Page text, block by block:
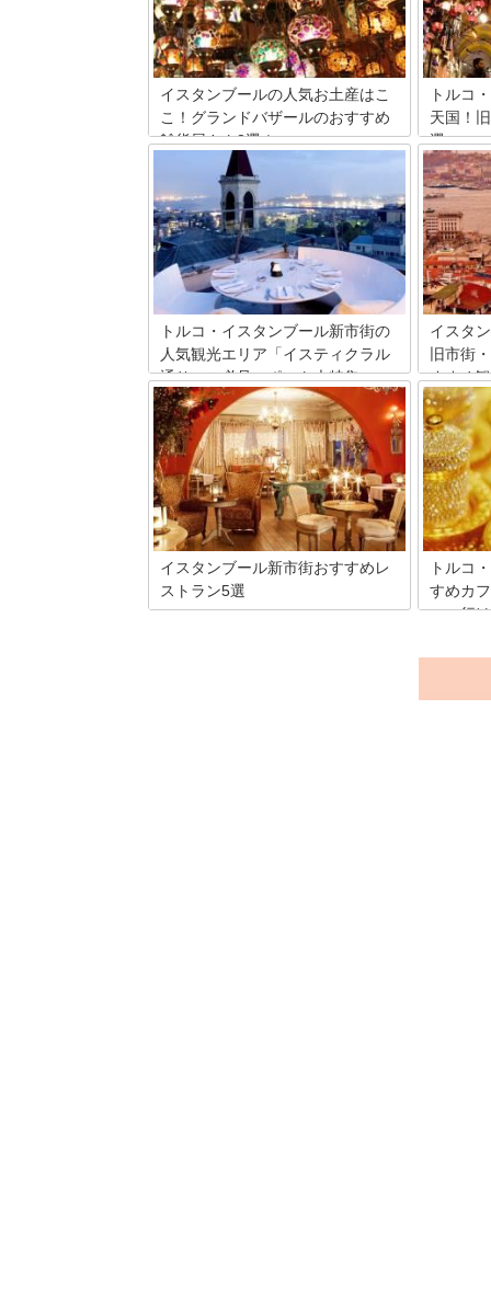
イスタンブールの人気お土産はこ
こ！グランドバザールのおすすめ
雑貨屋さん8選！
トルコ・イスタンブールへ旅行へ行った
ら絶対に訪れたい場所の一つが『グラン
ド・バザール』。お土産にぴったりなア
イテムが見つかるショップが所狭しと立
ち並ぶ人気の観光スポットです。けれ
ど、お店がありすぎていったいどこで買
い物をしたらいいのか迷ってしまいそ
う・・・。そこで日本人観光客にとって
も人気のある、ショッピングにオススメ
な厳選のお土産やさん8店を一挙ご紹介
いたします。
トルコ
天国！
選
西洋と東
惑の都市
ベヤズッ
ンブール
ショップ
回はここ
ト8店を
トルコ・イスタンブール新市街の
人気観光エリア「イスティクラル
通り」の必見スポット大特集
トルコの首都イスタンブール随一の繁華
街と言えば、新市街にあるイスティクラ
ル通り。繁華街には路面電車が走り、毎
日観光客や地元の人たちで賑わう歩行者
天国となっています。今回はイスティク
ラル通りに行ったら是非訪れたい必見ス
ポットをご紹介します。
イスタ
旧市街
すすめ
トルコの
ロッパ・
れていま
街・新市
ロッパ・
が、アジ
い！今回
物ととも
おすすめ
す！
イスタンブール新市街おすすめレ
ストラン5選
トルコ
すめカ
こへ行
かせない
圧倒され